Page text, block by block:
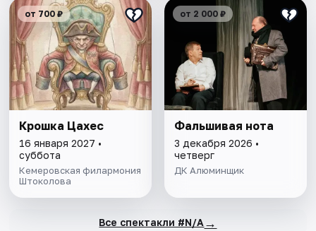
от 700 ₽
Крошка Цахес
16 января 2027 •
суббота
Кемеровская филармония
Штоколова
от 2 000 ₽
Фальшивая нота
3 декабря 2026 •
четверг
ДК Алюминщик
Все спектакли #N/A →